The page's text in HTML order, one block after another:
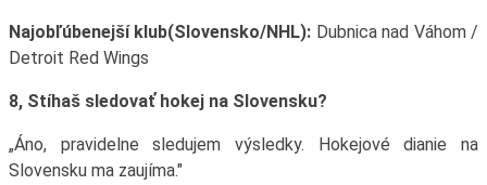
Najobľúbenejší klub(Slovensko/NHL): Dubnica nad Váhom /
Detroit Red Wings
8, Stíhaš sledovať hokej na Slovensku?
„Áno, pravidelne sledujem výsledky. Hokejové dianie na
Slovensku ma zaujíma."